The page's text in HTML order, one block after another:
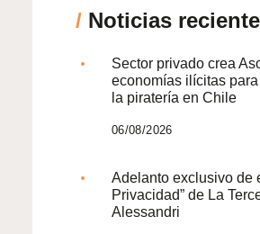
/ Noticias
Sector privado crea
economías ilícitas
la piratería en Chile
06/08/2026
Adelanto exclusivo de
Privacidad” de La
Alessandri